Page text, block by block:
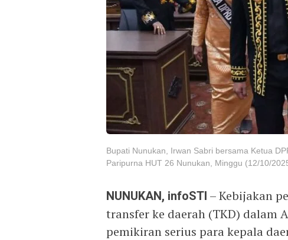
Bupati Nunukan, Irwan Sabri bersama Ketua
Paripurna HUT 26 Nunukan, Minggu (12/10/
NUNUKAN, infoSTI – Kebijakan
transfer ke daerah (TKD) dalam
pemikiran serius para kepala